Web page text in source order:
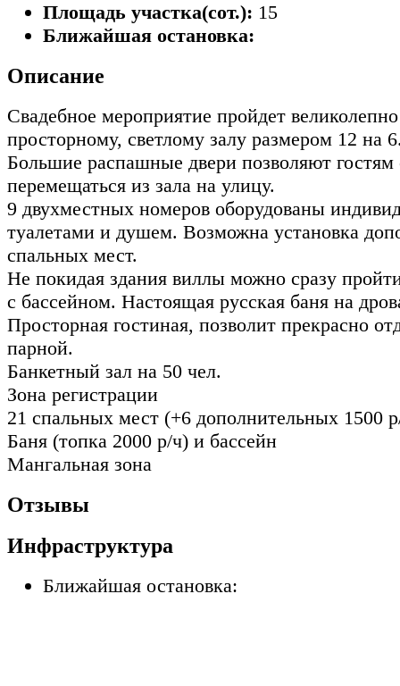
Площадь участка(сот.): 15
Ближайшая остановка:
Описание
Свадебное мероприятие пройдет великолепно
просторному, светлому залу размером 12 на
Большие распашные двери позволяют гостям
перемещаться из зала на улицу.
9 двухместных номеров оборудованы
туалетами и душем. Возможна установка
спальных мест.
Не покидая здания виллы можно сразу
с бассейном. Настоящая русская баня на
Просторная гостиная, позволит прекрасно
парной.
Банкетный зал на 50 чел.
Зона регистрации
21 спальных мест (+6 дополнительных 1500
Баня (топка 2000 р/ч) и бассейн
Мангальная зона
Отзывы
Инфраструктура
Ближайшая остановка: